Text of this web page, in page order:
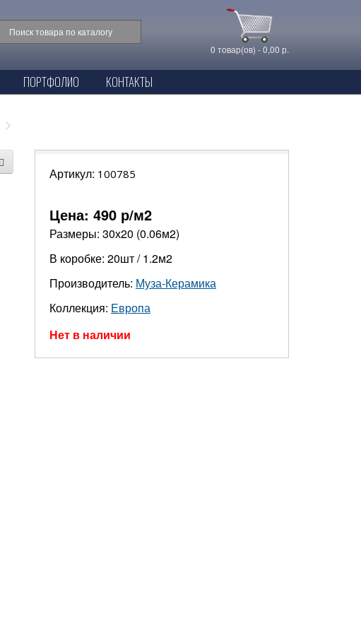
0 товар(ов) - 0,00 р.
ПОРТФОЛИО КОНТАКТЫ
Артикул: 100785
Цена: 490 р/м2
Размеры: 30х20 (0.06м2)
В коробке: 20шт / 1.2м2
Производитель: Муза-Керамика
Коллекция: Европа
Нет в наличии